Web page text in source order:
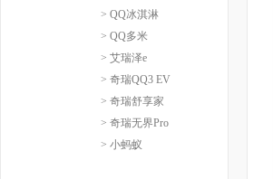
> QQ冰淇淋
> QQ多米
> 艾瑞泽e
> 奇瑞QQ3 EV
> 奇瑞舒享家
> 奇瑞无界Pro
> 小蚂蚁